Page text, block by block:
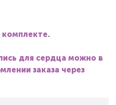
комплекте.
для сердца можно в
заказа через